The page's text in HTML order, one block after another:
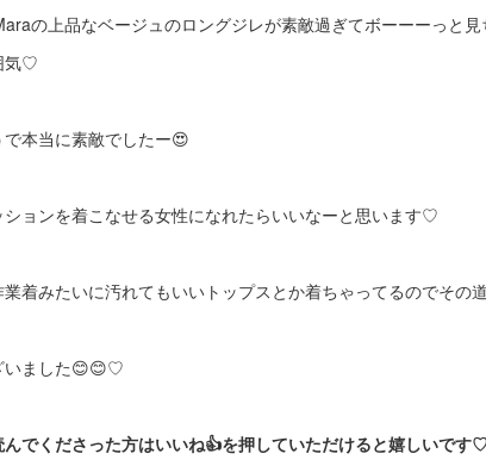
の上品なベージュのロングジレが素敵過ぎてボーーーっと
気♡
本当に素敵でしたー😍
ョンを着こなせる女性になれたらいいなーと思います♡
着みたいに汚れてもいいトップスとか着ちゃってるのでその
いました😊😊♡
でくださった方はいいね👍を押していただけると嬉しいです♡